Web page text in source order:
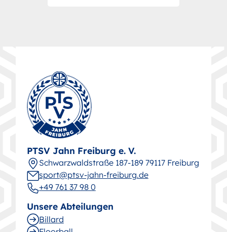
PTSV Jahn Freiburg e. V.
Schwarz­wald­straße 187-189 79117 Freiburg
sport@ptsv-jahn-freiburg.de
+49 761 37 98 0
Unsere Abteilungen
Billard